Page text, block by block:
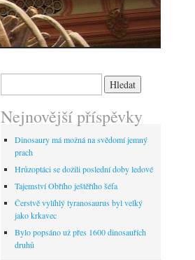
Nejnovější příspěvky
Dinosaury má možná na svědomí jemný
prach
Hrůzoptáci se dožili poslední doby ledové
Tajemství Obřího ještěřího šéfa
Čerstvě vylíhlý tyranosaurus byl velký
jako krkavec
Bylo popsáno už přes 1600 dinosauřích
druhů